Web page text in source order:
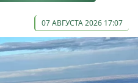
07 АВГУСТА 2026 17:07